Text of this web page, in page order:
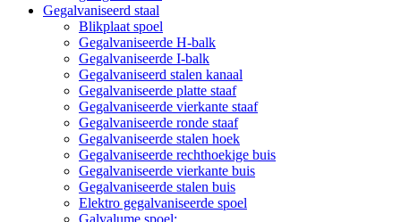
Gegalvaniseerd staal
Blikplaat spoel
Gegalvaniseerde H-balk
Gegalvaniseerde I-balk
Gegalvaniseerd stalen kanaal
Gegalvaniseerde platte staaf
Gegalvaniseerde vierkante staaf
Gegalvaniseerde ronde staaf
Gegalvaniseerde stalen hoek
Gegalvaniseerde rechthoekige buis
Gegalvaniseerde vierkante buis
Gegalvaniseerde stalen buis
Elektro gegalvaniseerde spoel
Galvalume spoel: